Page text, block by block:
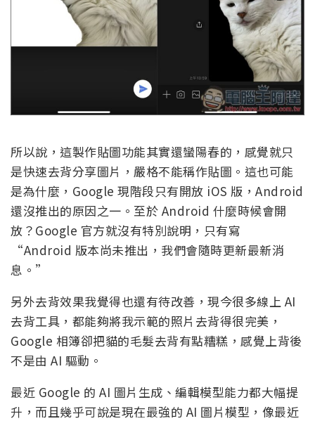
所以說，這製作貼圖功能其實還蠻陽春的，感覺就只
是快速去背分享圖片，嚴格不能稱作貼圖。這也可能
是為什麼，Google 現階段只有開放 iOS 版，Android
還沒推出的原因之一。至於 Android 什麼時候會開
放？Google 官方就沒有特別說明，只有寫
“Android 版本尚未推出，我們會隨時更新最新消
息。”
另外去背效果我覺得也還有待改善，現今很多線上 AI
去背工具，都能夠將我示範的照片去背得很完美，
Google 相簿卻把貓的毛髮去背有點糟糕，感覺上背後
不是由 AI 驅動。
最近 Google 的 AI 圖片生成、編輯模型能力都大幅提
升，而且幾乎可說是現在最強的 AI 圖片模型，像最近